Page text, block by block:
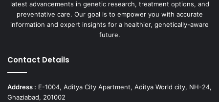
latest advancements in genetic research, treatment options, and
preventative care. Our goal is to empower you with accurate
information and expert insights for a healthier, genetically-aware
future.
Contact Details
Address : E-1004, Aditya City Apartment, Aditya World city, NH-24,
Ghaziabad, 201002